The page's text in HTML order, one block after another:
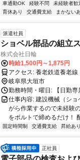
車通勤OK
経験不問 未経験者歓
育休あり
交通費支給 まかない
派遣社員
ショベル部品の組立
株式会社日輪
時給1,500円～1,875円
アクセス: 養老鉄
岐阜県大垣市
勤務時間・曜日: 【日勤専
仕事内容: 建設機械（シ
がら作業するので未経験
をボルトで締めるだけ！
固定時間制 交通費支給 昇給あり
正社員